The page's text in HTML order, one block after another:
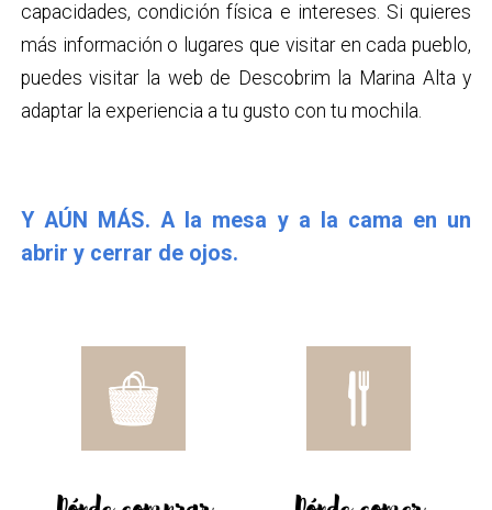
capacidades, condición física e intereses. Si quieres
más información o lugares que visitar en cada pueblo,
puedes visitar la web de Descobrim la Marina Alta y
adaptar la experiencia a tu gusto con tu mochila.
Y AÚN MÁS. A la mesa y a la cama en un
abrir y cerrar de ojos.